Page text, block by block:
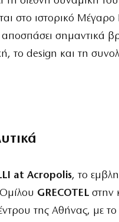
στο ιστορικό Μέγαρο
αποσπάσει σημαντικά
το design και τη
at Acropolis, το
GRECOTEL στην
της Αθήνας, με